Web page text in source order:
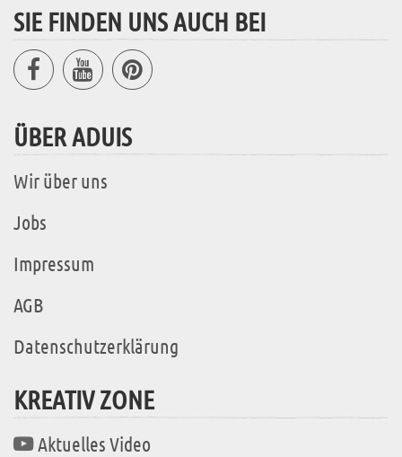
SIE FINDEN UNS AUCH BEI
ÜBER ADUIS
Wir über uns
Jobs
Impressum
AGB
Datenschutzerklärung
KREATIV ZONE
Aktuelles Video